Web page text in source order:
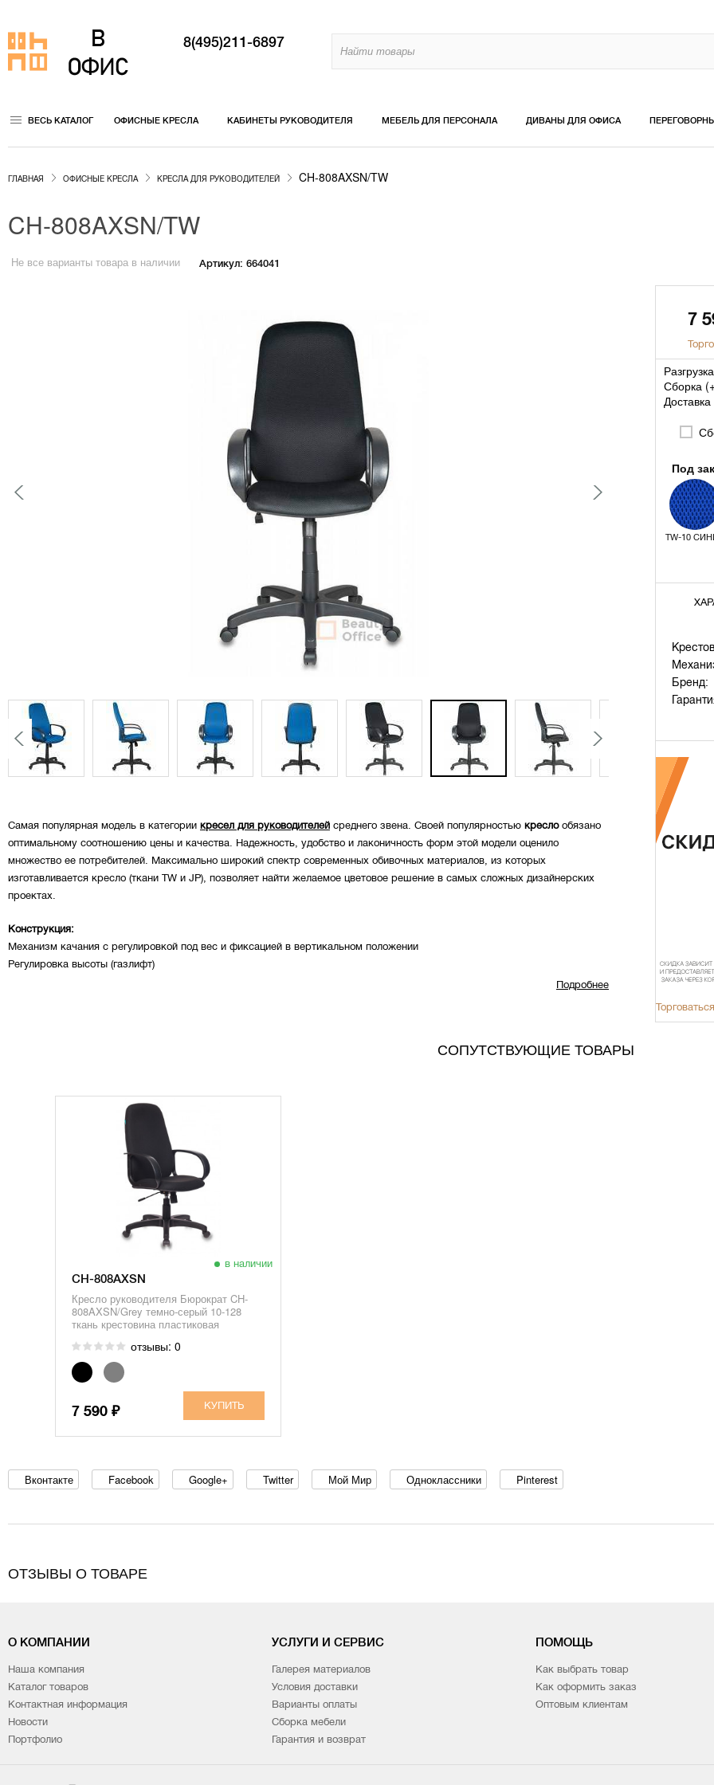
8(495)211-6897
ВЕСЬ КАТАЛОГ ОФИСНЫЕ КРЕСЛА КАБИНЕТЫ РУКОВОДИТЕЛЯ МЕБЕЛЬ ДЛЯ ПЕРСОНАЛА ДИВАНЫ ДЛЯ ОФИСА
ГЛАВНАЯ ОФИСНЫЕ КРЕСЛА КРЕСЛА ДЛЯ РУКОВОДИТЕЛЕЙ CH-808AXSN/TW
CH-808AXSN/TW
Не все варианты товара в наличии Артикул: 664041
7
Сборка
Доставка
Под
TW-10
Бренд:
Самая популярная модель в категории кресел для руководителей среднего звена. Своей популярностью креслообязано
оптимальному соотношению цены и качества. Надежность, удобство и лаконичность форм этой модели оценило
множество ее потребителей. Максимально широкий спектр современных обивочных материалов, из которых
изготавливается кресло (ткани TW и JP), позволяет найти желаемое цветовое решение в самых сложных дизайнерских
проектах.
Конструкция:
Механизм качания с регулировкой под вес и фиксацией в вертикальном положении
Регулировка высоты (газлифт)
Подробнее
СОПУТСТВУЮЩИЕ ТОВАРЫ
в наличии
CH-808AXSN
Кресло руководителя Бюрократ CH-
808AXSN/Grey темно-серый 10-128
ткань крестовина пластиковая
отзывы: 0
7 590 ₽
Вконтакте Facebook Google+ Twitter Мой Мир Одноклассники Pinterest
ОТЗЫВЫ О ТОВАРЕ
О КОМПАНИИ
Наша компания
Каталог товаров
Контактная информация
Новости
Портфолио
УСЛУГИ И СЕРВИС
Галерея материалов
Условия доставки
Варианты оплаты
Сборка мебели
Гарантия и возврат
ПОМОЩЬ
Как выбрать товар
Как оформить заказ
Оптовым клиентам